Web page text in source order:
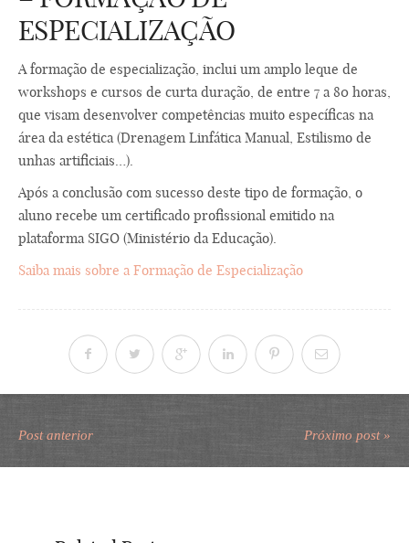
ESPECIALIZAÇÃO
A formação de especialização, inclui um amplo leque de
workshops e cursos de curta duração, de entre 7 a 80 horas,
que visam desenvolver competências muito específicas na
área da estética (Drenagem Linfática Manual, Estilismo de
unhas artificiais…).
Após a conclusão com sucesso deste tipo de formação, o
aluno recebe um certificado profissional emitido na
plataforma SIGO (Ministério da Educação).
Saiba mais sobre a Formação de Especialização
Post anterior Próximo post »